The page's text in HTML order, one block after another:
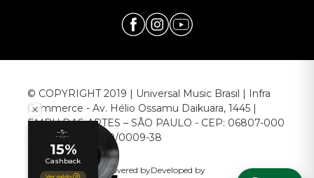
© COPYRIGHT 2019 | Universal Music Brasil | Infra
Commerce - Av. Hélio Ossamu Daikuara, 1445 |
EMBU DAS ARTES – SÃO PAULO - CEP: 06807-000
CNPJ: 00.952.789/0009-38
Powered byDeveloped by